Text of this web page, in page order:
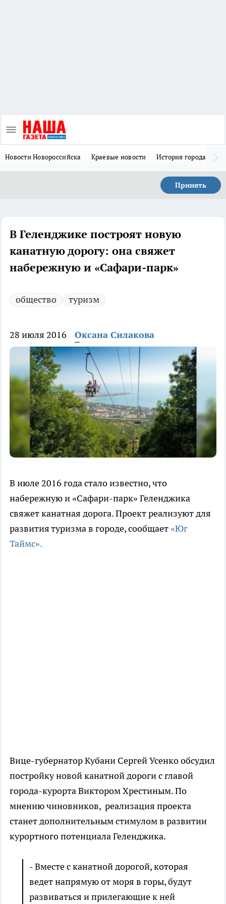
Новости Новороссийска Краевые новости История города Н
Принять
В Геленджике построят новую
канатную дорогу: она свяжет
набережную и «Сафари-парк»
общество туризм
28 июля 2016 Оксана Силакова
В июле 2016 года стало известно, что
набережную и «Сафари-парк» Геленджика
свяжет канатная дорога. Проект реализуют для
развития туризма в городе, сообщает «Юг
Таймс».
Вице-губернатор Кубани Сергей Усенко обсудил
постройку новой канатной дороги с главой
города-курорта Виктором Хрестиным. По
мнению чиновников, реализация проекта
станет дополнительным стимулом в развитии
курортного потенциала Геленджика.
- Вместе с канатной дорогой, которая
ведет напрямую от моря в горы, будут
развиваться и прилегающие к ней